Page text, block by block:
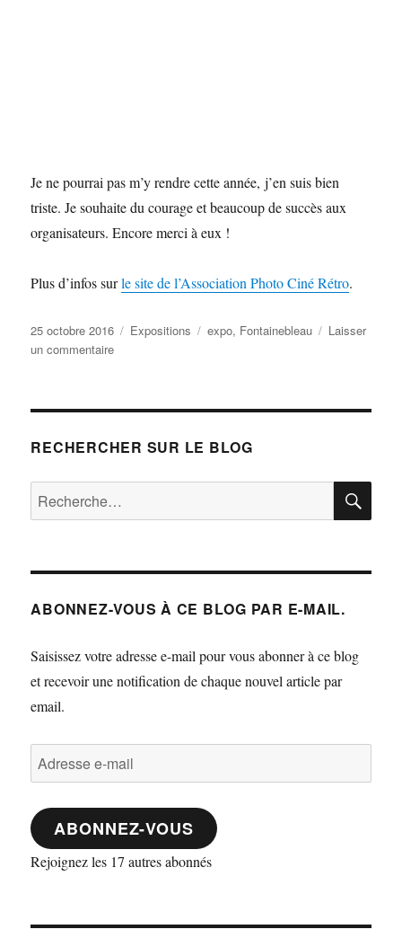
Je ne pourrai pas m’y rendre cette année, j’en suis bien
triste. Je souhaite du courage et beaucoup de succès aux
organisateurs. Encore merci à eux !
Plus d’infos surle site de l’Association Photo Ciné Rétro.
Publié
le
25 octobre 2016 Catégories
Expositions Étiquettes
expo, Fontainebleau
Laisser
un commentairesur
Samoreau
et
1914-
RECHERCHER SUR LE BLOG
Recherche
pour :
ABONNEZ-VOUS À CE BLOG PAR E-MAIL.
Saisissez votre adresse e-mail pour vous abonner à ce blog
et recevoir une notification de chaque nouvel article par
email.
Adresse
e-
mail
ABONNEZ-VOUS
Rejoignez les 17 autres abonnés